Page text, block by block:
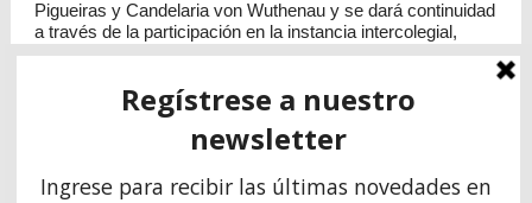
Pigueiras y Candelaria von Wuthenau y se dará continuidad
a través de la participación en la instancia intercolegial,
organizada porOlimpiada Matemática Argentina.